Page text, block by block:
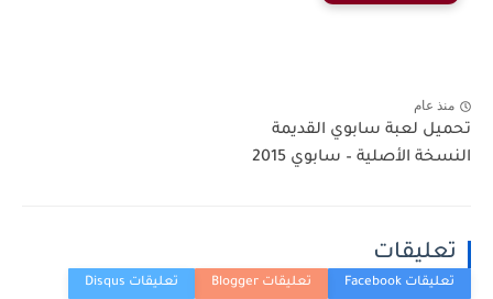
منذ عام
تحميل لعبة سابوي القديمة
النسخة الأصلية – سابوي 2015
تعليقات